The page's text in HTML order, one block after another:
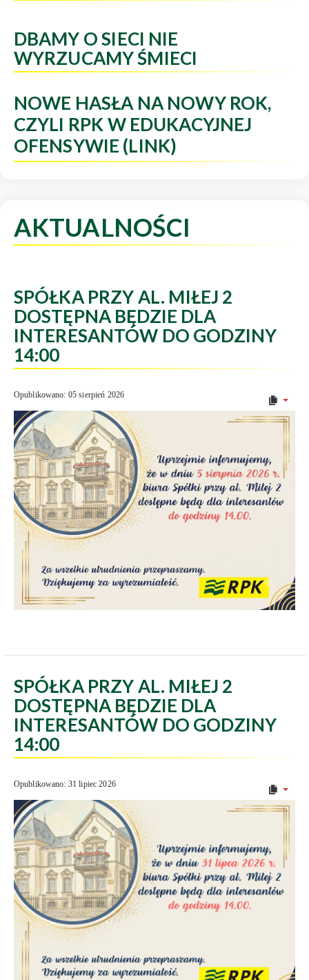
DBAMY O SIECI NIE
WYRZUCAMY ŚMIECI
NOWE HASŁA NA NOWY ROK,
CZYLI RPK W EDUKACYJNEJ
OFENSYWIE (LINK)
AKTUALNOŚCI
SPÓŁKA PRZY AL. MIŁEJ 2
DOSTĘPNA BĘDZIE DLA
INTERESANTÓW DO GODZINY
14:00
Opublikowano: 05 sierpień 2026
SPÓŁKA PRZY AL. MIŁEJ 2
DOSTĘPNA BĘDZIE DLA
INTERESANTÓW DO GODZINY
14:00
Opublikowano: 31 lipiec 2026